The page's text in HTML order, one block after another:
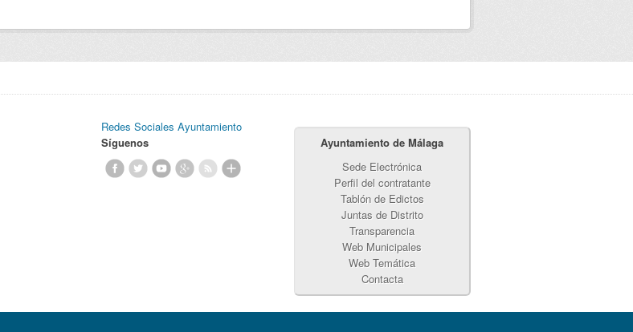
Redes Sociales Ayuntamiento
Síguenos
Ayuntamiento de Málaga
Sede Electrónica
Perfil del contratante
Tablón de Edictos
Juntas de Distrito
Transparencia
Web Municipales
Web Temática
Contacta